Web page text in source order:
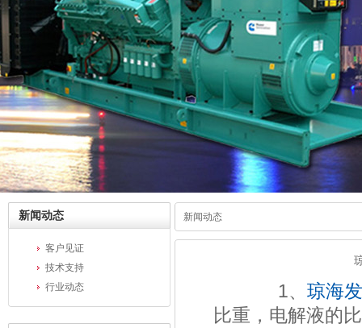
新闻动态
客户见证
技术支持
行业动态
新闻动态
1、 琼海
比重，电解液的